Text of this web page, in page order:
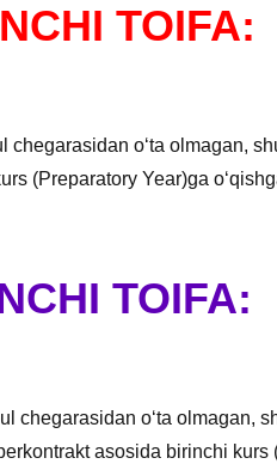
TOIFA:
chegarasidan oʻta olmagan,
(Preparatory Year)ga
TOIFA:
chegarasidan oʻta olmagan,
asosida birinchi kurs